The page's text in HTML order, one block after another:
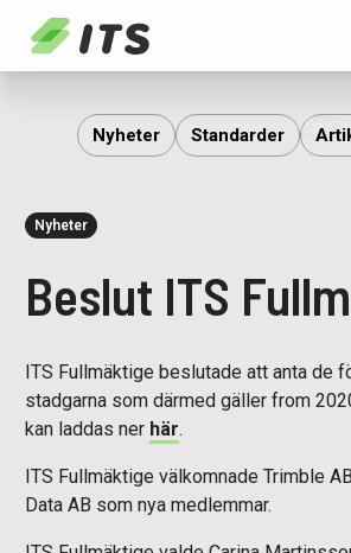
ITS
Nyheter Standarder
Nyheter
Beslut ITS
ITS Fullmäktige beslutade att anta de
stadgarna som därmed gäller from
kan laddas ner här.
ITS Fullmäktige välkomnade Trimble
Data AB som nya medlemmar.